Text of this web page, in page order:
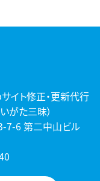
イト修正・更新代行
がた三昧）
6 第二中山ビル